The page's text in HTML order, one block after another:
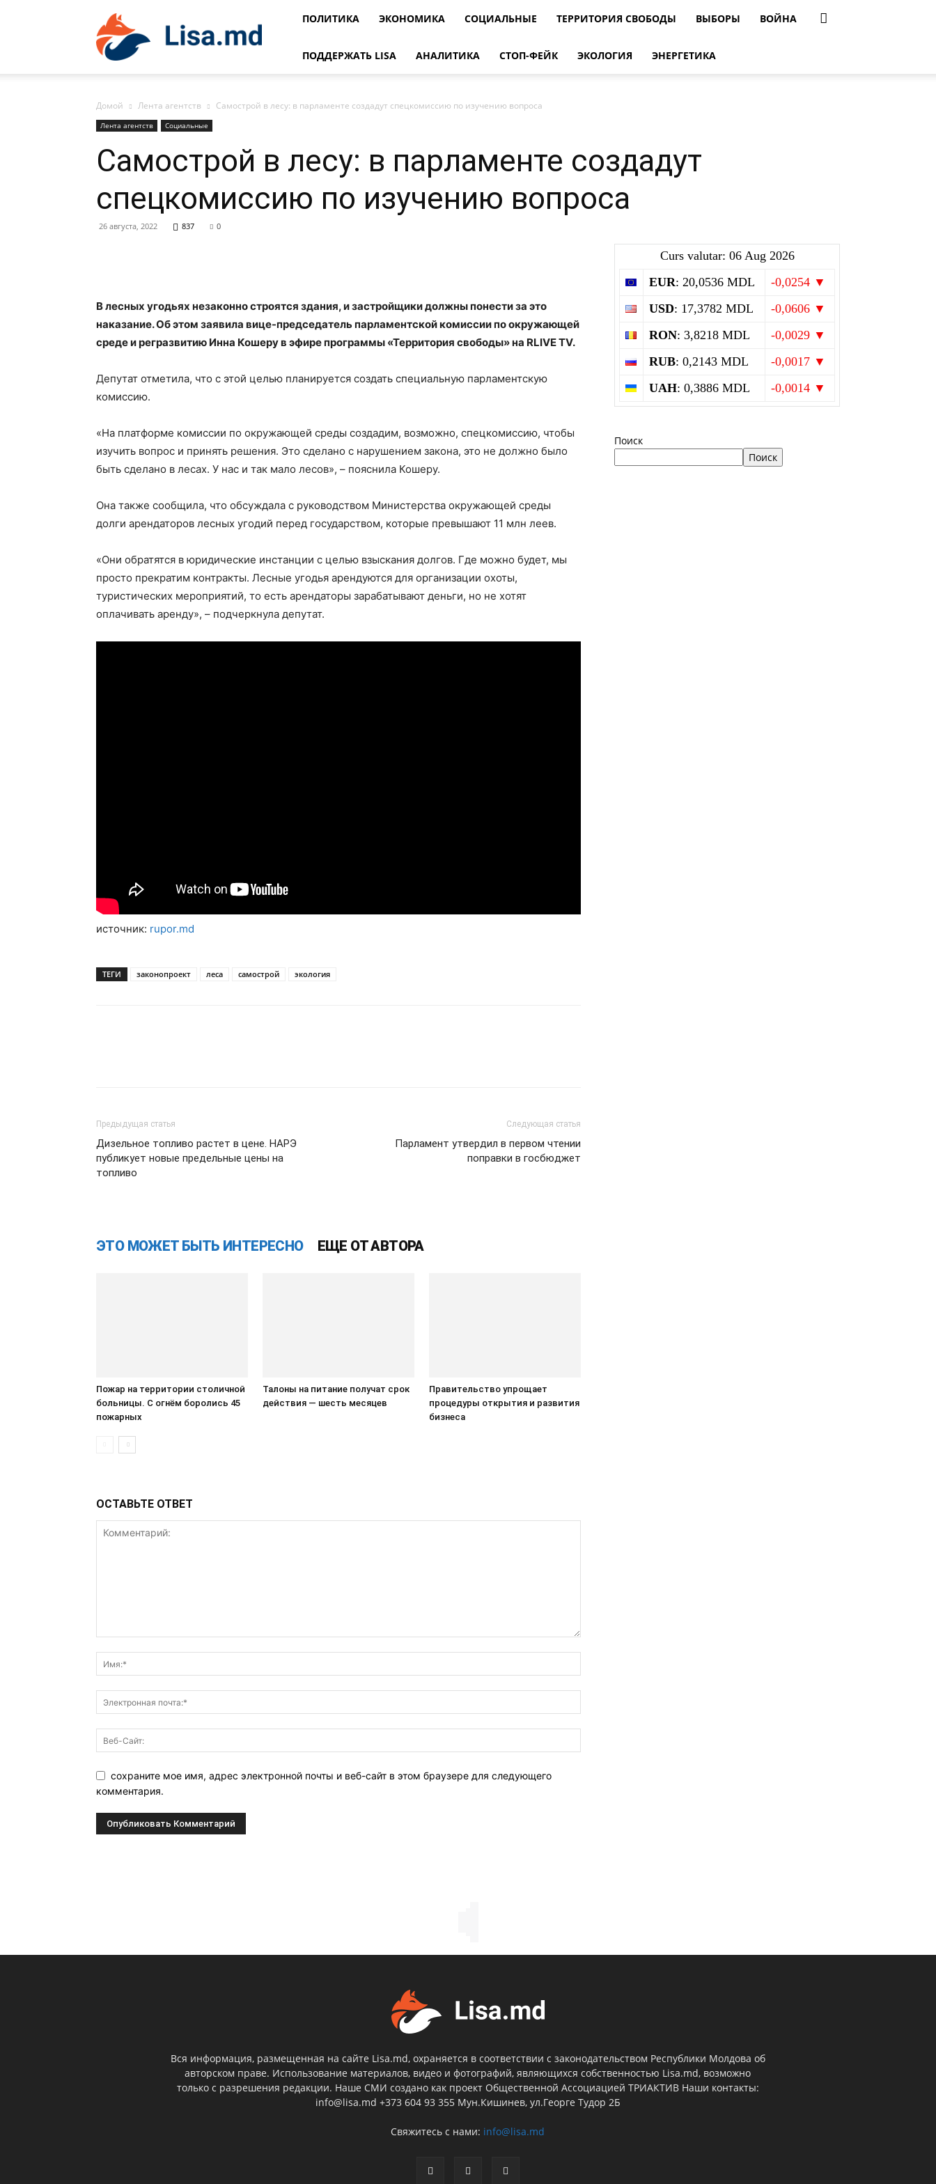
ПОЛИТИКА ЭКОНОМИКА СОЦИАЛЬНЫЕ ТЕРРИТОРИЯ СВОБОДЫ ВЫБОРЫ ВОЙНА
ПОДДЕРЖАТЬ LISA АНАЛИТИКА СТОП-ФЕЙК ЭКОЛОГИЯ ЭНЕРГЕТИКА
Домой Лента агентств Самострой в лесу: в парламенте создадут спецкомиссию по изучению вопроса
Лента агентств Социальные
Самострой в лесу: в парламенте создадут
спецкомиссию по изучению вопроса
26 августа, 2022 837 0
В лесных угодьях незаконно строятся здания, и застройщики должны понести за это
наказание. Об этом заявила вице-председатель парламентской комиссии по окружающей
среде и регразвитию Инна Кошеру в эфире программы «Территория свободы» на RLIVE TV.
Депутат отметила, что с этой целью планируется создать специальную парламентскую
комиссию.
«На платформе комиссии по окружающей среды создадим, возможно, спецкомиссию, чтобы
изучить вопрос и принять решения. Это сделано с нарушением закона, это не должно было
быть сделано в лесах. У нас и так мало лесов», – пояснила Кошеру.
Она также сообщила, что обсуждала с руководством Министерства окружающей среды
долги арендаторов лесных угодий перед государством, которые превышают 11 млн леев.
«Они обратятся в юридические инстанции с целью взыскания долгов. Где можно будет, мы
просто прекратим контракты. Лесные угодья арендуются для организации охоты,
туристических мероприятий, то есть арендаторы зарабатывают деньги, но не хотят
оплачивать аренду», – подчеркнула депутат.
источник: rupor.md
ТЕГИ законопроект леса самострой экология
Предыдущая статья
Дизельное топливо растет в цене. НАРЭ
публикует новые предельные цены на
топливо
Следующая статья
Парламент утвердил в первом чтении
поправки в госбюджет
ЭТО МОЖЕТ БЫТЬ ИНТЕРЕСНО ЕЩЕ ОТ АВТОРА
Пожар на территории столичной
больницы. С огнём боролись 45
пожарных
Талоны на питание получат срок
действия — шесть месяцев
Правительство упрощает
процедуры открытия и развития
бизнеса
ОСТАВЬТЕ ОТВЕТ
сохраните мое имя, адрес электронной почты и веб-сайт в этом браузере для следующего
комментария.
Curs valutar: 06 Aug 2026
EUR: 20,0536 MDL
-0,0254 ▼
USD: 17,3782 MDL
-0,0606 ▼
RON: 3,8218 MDL
-0,0029 ▼
RUB: 0,2143 MDL
-0,0017 ▼
UAH: 0,3886 MDL -0,0014 ▼
Поиск
Поиск
Вся информация, размещенная на сайте Lisa.md, охраняется в соответствии с законодательством Республики Молдова об
авторском праве. Использование материалов, видео и фотографий, являющихся собственностью Lisa.md, возможно
только с разрешения редакции. Наше СМИ создано как проект Общественной Ассоциацией ТРИАКТИВ Наши контакты:
info@lisa.md +373 604 93 355 Мун.Кишинев, ул.Георге Тудор 2Б
Свяжитесь с нами: info@lisa.md